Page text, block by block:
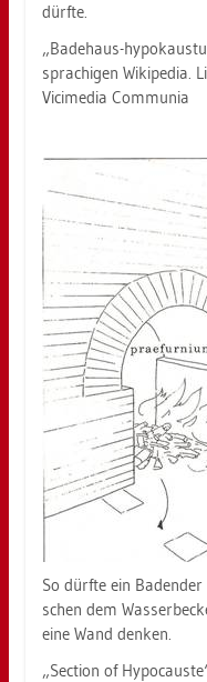
dürf­te.
„Ba­de­haus-
spra­chi­gen Wi­ki­pe­dia.
Vici­me­dia Com­mu­nia
So dürf­te ein
schen dem
eine Wand den­ken.
„Sec­tion of